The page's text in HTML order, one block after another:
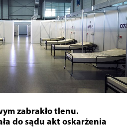
zabrakło tlenu.
do sądu akt oskarżenia